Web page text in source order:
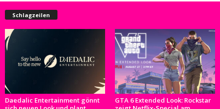
Schlagzeilen
Daedalic Entertainment gönnt
GTA 6 Extended Look: Rockstar